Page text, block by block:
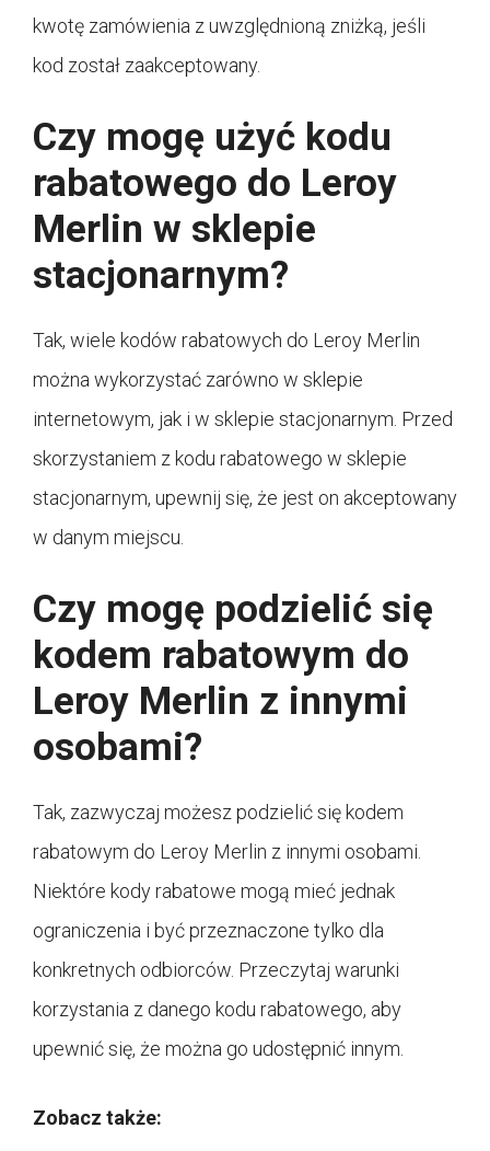
kwotę zamówienia z uwzględnioną zniżką, jeśli
kod został zaakceptowany.
Czy mogę użyć kodu
rabatowego do Leroy
Merlin w sklepie
stacjonarnym?
Tak, wiele kodów rabatowych do Leroy Merlin
można wykorzystać zarówno w sklepie
internetowym, jak i w sklepie stacjonarnym. Przed
skorzystaniem z kodu rabatowego w sklepie
stacjonarnym, upewnij się, że jest on akceptowany
w danym miejscu.
Czy mogę podzielić się
kodem rabatowym do
Leroy Merlin z innymi
osobami?
Tak, zazwyczaj możesz podzielić się kodem
rabatowym do Leroy Merlin z innymi osobami.
Niektóre kody rabatowe mogą mieć jednak
ograniczenia i być przeznaczone tylko dla
konkretnych odbiorców. Przeczytaj warunki
korzystania z danego kodu rabatowego, aby
upewnić się, że można go udostępnić innym.
Zobacz także: